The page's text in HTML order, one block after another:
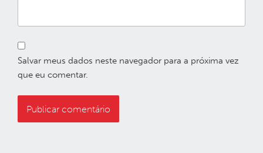
Salvar meus dados neste navegador para a próxima vez
que eu comentar.